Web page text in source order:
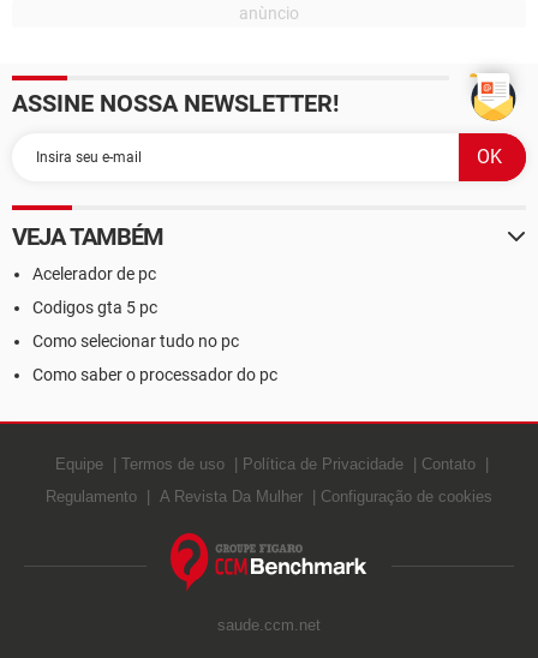
ASSINE NOSSA NEWSLETTER!
VEJA TAMBÉM
Acelerador de pc
Codigos gta 5 pc
Como selecionar tudo no pc
Como saber o processador do pc
Equipe Termos de uso Política de Privacidade
Contato
Regulamento
A Revista Da Mulher Configuração de cookies
saude.ccm.net